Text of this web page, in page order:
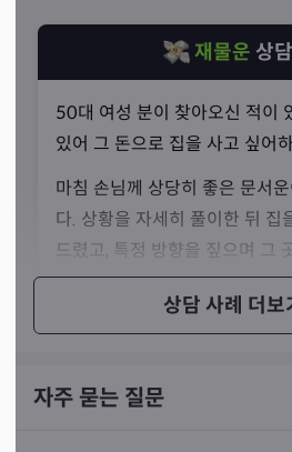
상담 사례 더보
재물운 상
50대 여성 분이 찾아오신 적이
있어 그 돈으로 집을 사고 싶어
마침 손님께 상당히 좋은 문서
다. 상황을 자세히 풀이한 뒤 집
드렸고, 특정 방향을 짚으며 그
을 구할 수 있을 거라고 조언해
하시기도 했습니다.
자주 묻는 질문